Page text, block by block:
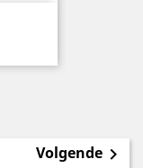
Volgende 